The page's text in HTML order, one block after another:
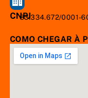
CNPJ83.334.672/0001-
COMO CHEGAR À